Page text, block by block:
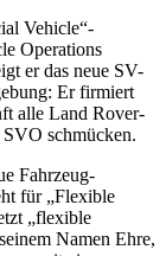
Vehicle“-
Operations
er das neue SV-
Er firmiert
alle Land Rover-
schmücken.
Fahrzeug-
für „Flexible
„flexible
Namen Ehre,